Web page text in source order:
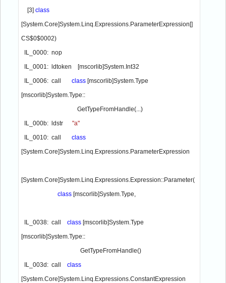
    [3]
[System.Core]System.Linq.Expressions.ParameterExpression[]
CS$0$0002)
  IL_0006:  call
class [mscorlib]System.Type
[mscorlib]System.Type::
  IL_000b:  ldstr
"a"
IL_0010:  call
[System.Core]System.Linq.Expressions.ParameterExpression
[System.Core]System.Linq.Expressions.Expression::Parameter(
class [mscorlib]System.Type,
  IL_0038:  call
class [mscorlib]System.Type
[mscorlib]System.Type::
  IL_003d:  call
[System.Core]System.Linq.Expressions.ConstantExpression